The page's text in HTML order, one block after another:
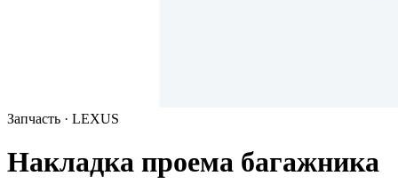
Запчасть · LEXUS
Накладка проема багажника